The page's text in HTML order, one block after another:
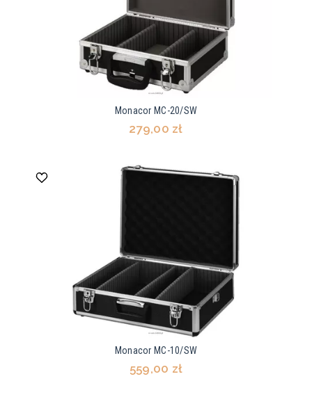
Monacor MC-20/SW
279,00 zł
Monacor MC-10/SW
559,00 zł